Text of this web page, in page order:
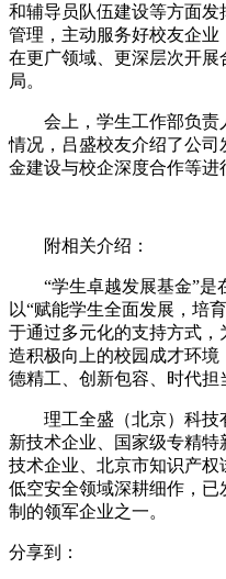
和辅导员队伍建设等方面
管理，主动服务好校友企
在更广领域、更深层次开
局。
会上，学生工作部负责
情况，吕盛校友介绍了公
金建设与校企深度合作等进
附相关介绍：
“学生卓越发展基金”是
以“赋能学生全面发展，培
于通过多元化的支持方式
造积极向上的校园成才环境
德精工、创新包容、时代担
理工全盛（北京）科技
新技术企业、国家级专精
技术企业、北京市知识产
低空安全领域深耕细作，已
制的领军企业之一。
分享到：